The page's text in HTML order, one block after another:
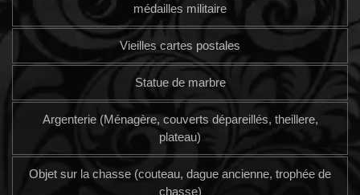
médailles militaire
Vieilles cartes postales
Statue de marbre
Argenterie (Ménagère, couverts dépareillés, theillere,
plateau)
Objet sur la chasse (couteau, dague ancienne, trophée de
chasse)